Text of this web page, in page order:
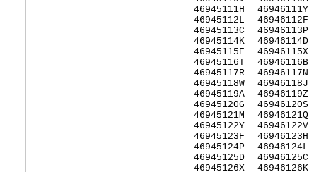
46945111H
46945112L
46945113C
46945114K
46945115E
46945116T
46945117R
46945118W
46945119A
46945120G
46945121M
46945122Y
46945123F
46945124P
46945125D
46945126X
46946111Y
46946112F
46946113P
46946114D
46946115X
46946116B
46946117N
46946118J
46946119Z
46946120S
46946121Q
46946122V
46946123H
46946124L
46946125C
46946126K